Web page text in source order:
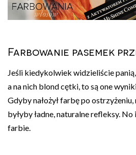
Farbowanie pasemek
Jeśli kiedykolwiek widzieliście
a na nich blond cętki, to są one
Gdyby nałożył farbę po ostrzyżeniu,
byłyby ładne, naturalne refleksy.
farbie.